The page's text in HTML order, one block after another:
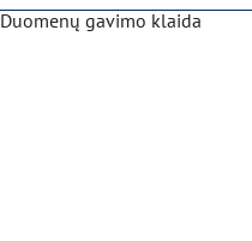
Duomenų gavimo klaida